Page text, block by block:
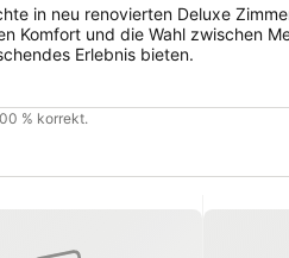
in neu renovierten Deluxe
Komfort und die Wahl zwischen
Erlebnis bieten.
% korrekt.